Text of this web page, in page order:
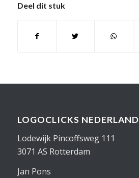
Deel dit stuk
LOGOCLICKS NEDERLAND
Lodewijk Pincoffsweg 111
3071 AS Rotterdam
Jan Pons